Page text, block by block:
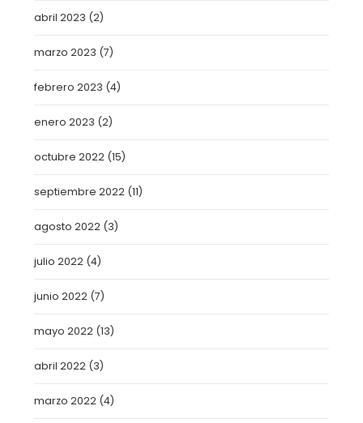
abril 2023 (2)
marzo 2023 (7)
febrero 2023 (4)
enero 2023 (2)
octubre 2022 (15)
septiembre 2022 (11)
agosto 2022 (3)
julio 2022 (4)
junio 2022 (7)
mayo 2022 (13)
abril 2022 (3)
marzo 2022 (4)